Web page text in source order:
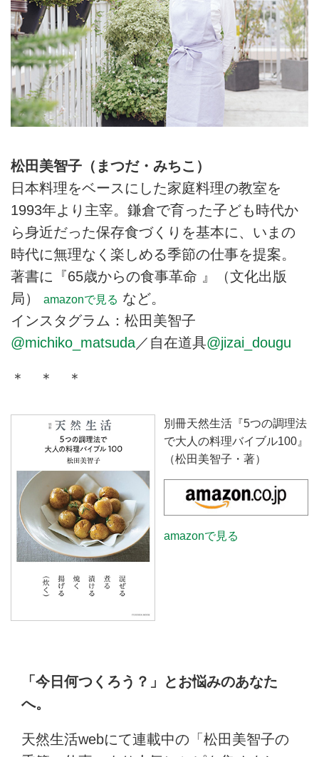
松田美智子（まつだ・みちこ）
日本料理をベースにした家庭料理の教室を
1993年より主宰。鎌倉で育った子ども時代か
ら身近だった保存食づくりを基本に、いまの
時代に無理なく楽しめる季節の仕事を提案。
著書に『65歳からの食事革命 』（文化出版
局）
amazonで見る など。
インスタグラム：松田美智子
@michiko_matsuda／自在道具@jizai_dougu
＊ ＊ ＊
別冊天然生活『5つの調理法
で大人の料理バイブル100』
（松田美智子・著）
amazonで見る
「今日何つくろう？」とお悩みのあなた
へ。
天然生活webにて連載中の「松田美智子の